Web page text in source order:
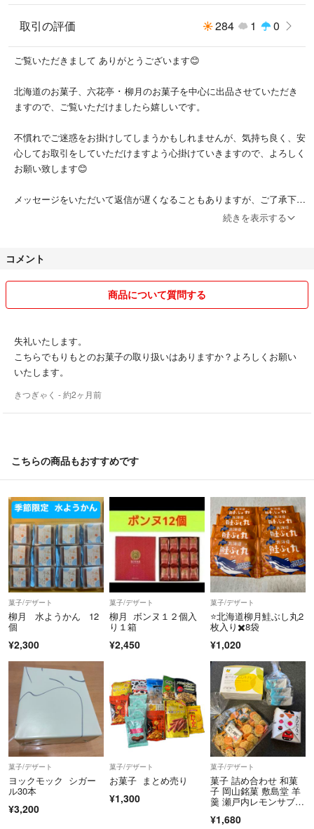
取引の評価 284 1 0
ご覧いただきまして ありがとうございます😊
北海道のお菓子、六花亭 ･ 柳月のお菓子を中心に出品させていただき
ますので、ご覧いただけましたら嬉しいです。
不慣れでご迷惑をお掛けしてしまうかもしれませんが、気持ち良く、安
心してお取引をしていただけますよう心掛けていきますので、よろしく
お願い致します😊
メッセージをいただいて返信が遅くなることもありますが、ご了承下さ
続きを表示する
コメント
商品について質問する
失礼いたします。
こちらでもりもとのお菓子の取り扱いはありますか？よろしくお願い
いたします。
きつぎゃく - 約2ヶ月前
こちらの商品もおすすめです
菓子/デザート
柳月 水ようかん 12
個
¥2,300
菓子/デザート
柳月 ボンヌ１２個入
り１箱
¥2,450
菓子/デザート
⭐️北海道柳月鮭ぶし丸2
枚入り✖️8袋
¥1,020
菓子/デザート
ヨックモック シガー
ル30本
¥3,200
菓子/デザート
お菓子 まとめ売り
¥1,300
菓子/デザート
菓子 詰め合わせ 和菓
子 岡山銘菓 敷島堂 羊
羹 瀬戸内レモンサブ
石 せんべい
¥1,680